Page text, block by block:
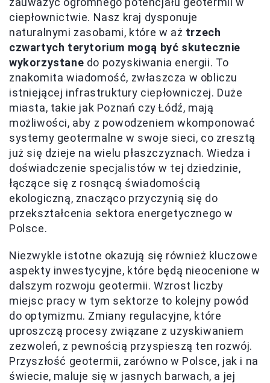
ciepłownictwie. Nasz kraj dysponuje
naturalnymi zasobami, które w aż trzech
czwartych terytorium mogą być skutecznie
wykorzystane do pozyskiwania energii. To
znakomita wiadomość, zwłaszcza w obliczu
istniejącej infrastruktury ciepłowniczej. Duże
miasta, takie jak Poznań czy Łódź, mają
możliwości, aby z powodzeniem wkomponować
systemy geotermalne w swoje sieci, co zresztą
już się dzieje na wielu płaszczyznach. Wiedza i
doświadczenie specjalistów w tej dziedzinie,
łączące się z rosnącą świadomością
ekologiczną, znacząco przyczynią się do
przekształcenia sektora energetycznego w
Polsce.
Niezwykle istotne okazują się również kluczowe
aspekty inwestycyjne, które będą nieocenione w
dalszym rozwoju geotermii. Wzrost liczby
miejsc pracy w tym sektorze to kolejny powód
do optymizmu. Zmiany regulacyjne, które
uproszczą procesy związane z uzyskiwaniem
zezwoleń, z pewnością przyspieszą ten rozwój.
Przyszłość geotermii, zarówno w Polsce, jak i na
świecie, maluje się w jasnych barwach, a jej